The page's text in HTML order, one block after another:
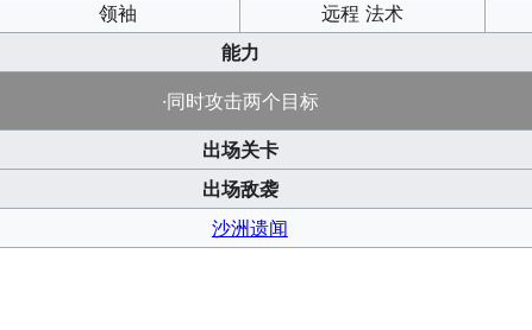
领袖 远程 法术
能力
·同时攻击两个目标
出场关卡
出场敌袭
沙洲遗闻